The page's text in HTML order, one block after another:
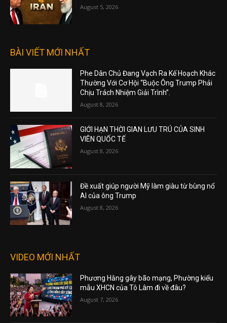
August 5, 2026
BÀI VIẾT MỚI NHẤT
Phe Dân Chủ Đang Vạch Ra Kế Hoạch Khác
Thường Với Cơ Hội “Buộc Ông Trump Phải
Chịu Trách Nhiệm Giải Trình”.
August 8, 2026
GIỚI HẠN THỜI GIAN LƯU TRÚ CỦA SINH
VIÊN QUỐC TẾ
August 8, 2026
Đề xuất giúp người Mỹ làm giàu từ bùng nổ
AI của ông Trump
August 8, 2026
VIDEO MỚI NHẤT
Phương Hằng gây bão mạng, Phường kiểu
mẫu XHCN của Tô Lâm đi về đâu?
August 7, 2026